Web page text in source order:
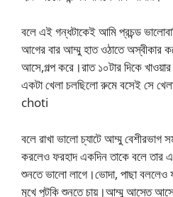
বলে এই গন্ধটাকেই আমি প্রচন্ড
আগের বার আম্মু হাত ওঠাতে অস্বীকার
আসে,গল্প করে।রাত ১০টার দিকে
একটা খেলা চলছিলো রুমে বসেই সে
choti
বলে রাখা ভালো চ্যাটে আম্মু
করলেও ফরহাদ একদিন তাকে বলে তার
শুনতে ভালো লাগে।ভোদা, পাছা বললেও
মুখে পুটকি শুনতে চায়।আম্মু আস্তে